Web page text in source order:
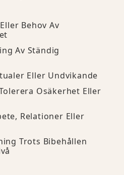
Behov Av
Av Ständig
Eller Undvikande
Osäkerhet Eller
Relationer Eller
Trots Bibehållen